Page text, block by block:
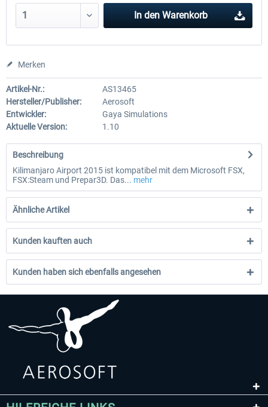
In den Warenkorb
Merken
Artikel-Nr.:
AS13465
Hersteller/Publisher:
Aerosoft
Entwickler:
Gaya Simulations
Aktuelle Version:
1.10
Beschreibung
Kilimanjaro Airport 2015 ist kompatibel mit dem Microsoft FSX,
FSX:Steam und Prepar3D. Das... mehr
Ähnliche Artikel
Kunden kauften auch
Kunden haben sich ebenfalls angesehen